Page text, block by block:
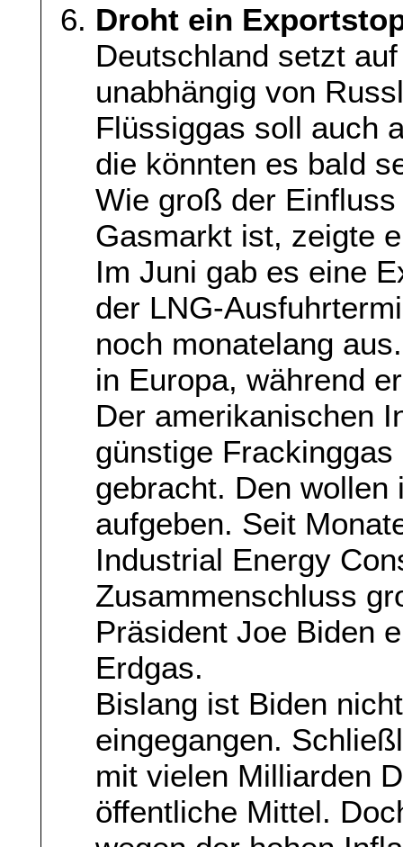
Droht ein
Deutschland setzt
unabhängig von
Flüssiggas soll auch
die könnten es bald
Wie groß der
Gasmarkt ist, zeigte
Im Juni gab es eine
der LNG-
noch monatelang
in Europa, während
Der amerikanischen
günstige
gebracht. Den
aufgeben. Seit
Industrial Energy
Zusammenschluss
Präsident Joe Biden
Erdgas.
Bislang ist Biden
eingegangen.
mit vielen Milliarden
öffentliche Mittel.